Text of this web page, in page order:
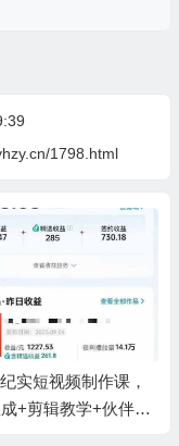
1798.html
实短视频制作课，
+剪辑教学+伙伴计